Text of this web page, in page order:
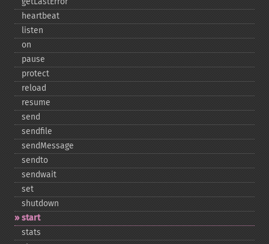
heartbeat
listen
on
pause
protect
reload
resume
send
sendfile
sendMessage
sendto
sendwait
set
shutdown
start
stats